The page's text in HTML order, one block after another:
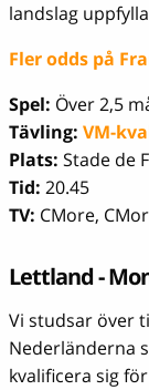
landslag
Fler odds på
Spel: Över 2,5
Tävling: VM-
Plats: Stade de
Tid: 20.45
TV: CMore,
Lettland -
Vi studsar över
Nederländerna
kvalificera sig